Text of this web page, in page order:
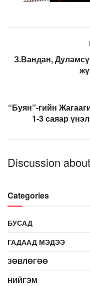
З.Вандан,
“Буян”-гийн
1-3 саяар
Discussion
Categories
БУСАД
ГАДААД МЭДЭЭ
ЗӨВЛӨГӨӨ
НИЙГЭМ